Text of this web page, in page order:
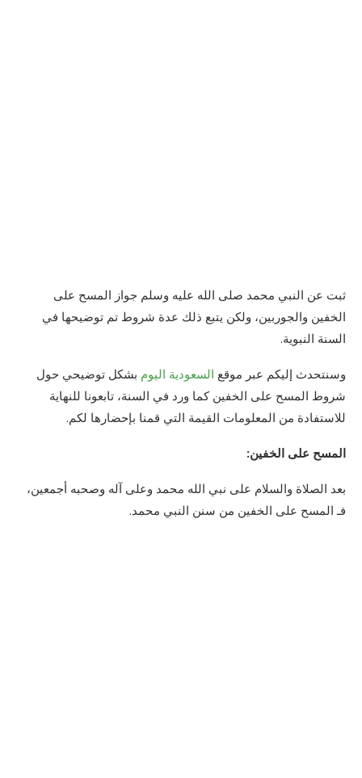
ثبت عن النبي محمد صلى الله عليه وسلم جواز المسح على
الخفين والجوربين، ولكن يتبع ذلك عدة شروط تم توضيحها في
السنة النبوية.
وسنتحدث إليكم عبر موقع السعودية اليوم بشكل توضيحي حول
شروط المسح على الخفين كما ورد في السنة، تابعونا للنهاية
للاستفادة من المعلومات القيمة التي قمنا بإحضارها لكم.
المسح على الخفين:
بعد الصلاة والسلام على نبي الله محمد وعلى آله وصحبه أجمعين،
فـ المسح على الخفين من سنن النبي محمد.